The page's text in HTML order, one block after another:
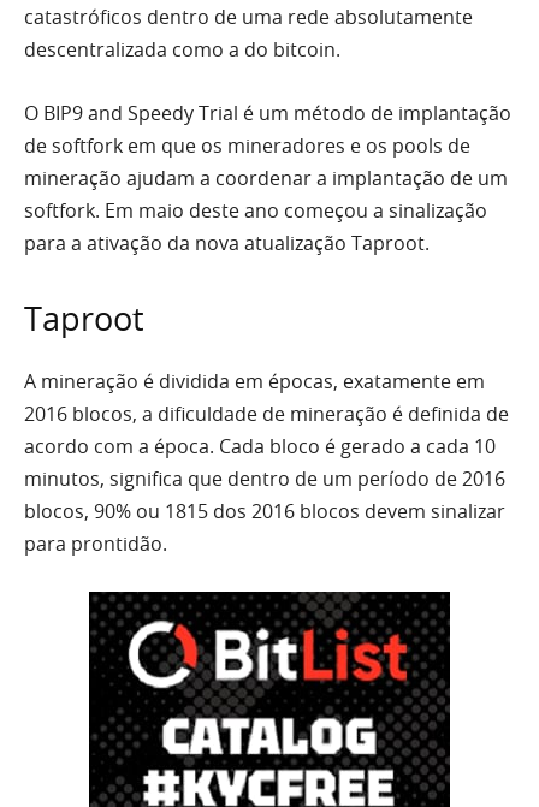
catastróficos dentro de uma rede absolutamente
descentralizada como a do bitcoin.
O BIP9 and Speedy Trial é um método de implantação
de softfork em que os mineradores e os pools de
mineração ajudam a coordenar a implantação de um
softfork. Em maio deste ano começou a sinalização
para a ativação da nova atualização Taproot.
Taproot
A mineração é dividida em épocas, exatamente em
2016 blocos, a dificuldade de mineração é definida de
acordo com a época. Cada bloco é gerado a cada 10
minutos, significa que dentro de um período de 2016
blocos, 90% ou 1815 dos 2016 blocos devem sinalizar
para prontidão.